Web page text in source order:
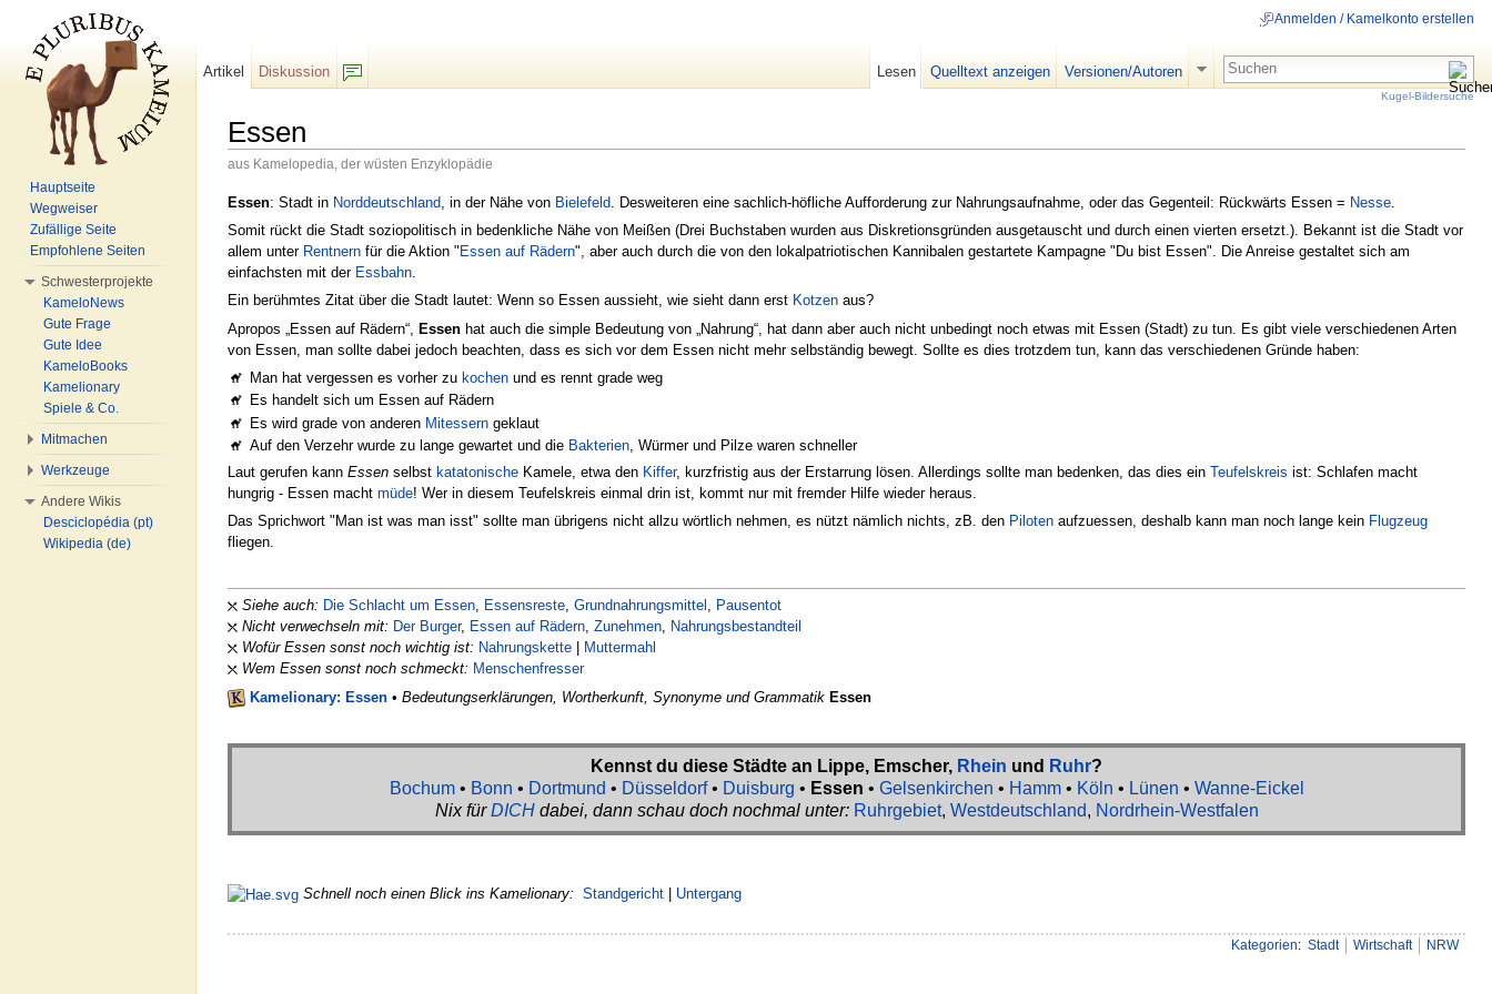
Essen
aus Kamelopedia, der wüsten Enzyklopädie
Essen: Stadt in Norddeutschland , in der Nähe von Bielefeld . Desweiteren eine sachlich-höfliche Aufforderung zur Nahrungsaufnahme, oder das Gegenteil: Rückwärts Essen = Nesse
Somit rückt die Stadt soziopolitisch in bedenkliche Nähe von Meißen (Drei Buchstaben wurden aus Diskretionsgründen ausgetauscht und durch einen vierten ersetzt.). Bekannt ist die Stadt vor
allem unter Rentnern für die Aktion " Essen auf Rädern", aber auch durch die von den lokalpatriotischen Kannibalen gestartete Kampagne "Du bist Essen". Die Anreise gestaltet sich am
einfachsten mit der Essbahn
Ein berühmtes Zitat über die Stadt lautet: Wenn so Essen aussieht, wie sieht dann erst Kotzen aus?
Apropos „Essen auf Rädern“,
Essen hat auch die simple Bedeutung von „Nahrung“, hat dann aber auch nicht unbedingt noch etwas mit Essen (Stadt) zu tun. Es gibt viele verschiedenen Arten
von Essen, man sollte dabei jedoch beachten, dass es sich vor dem Essen nicht mehr selbständig bewegt. Sollte es dies trotzdem tun, kann das verschiedenen Gründe haben:
Man hat vergessen es vorher zu kochen und es rennt grade weg
Es handelt sich um Essen auf Rädern
Es wird grade von anderen Mitessern geklaut
Auf den Verzehr wurde zu lange gewartet und die Bakterien , Würmer und Pilze waren schneller
Laut gerufen kann Essen selbst katatonische Kamele, etwa den Kiffer, kurzfristig aus der Erstarrung lösen. Allerdings sollte man bedenken, das dies ein Teufelskreis ist: Schlafen macht
hungrig - Essen macht müde! Wer in diesem Teufelskreis einmal drin ist, kommt nur mit fremder Hilfe wieder heraus.
Das Sprichwort "Man ist was man isst" sollte man übrigens nicht allzu wörtlich nehmen, es nützt nämlich nichts, zB. den Piloten aufzuessen, deshalb kann man noch lange kein Flugzeug
fliegen.
Siehe auch: Die Schlacht um Essen, Essensreste, Grundnahrungsmittel , Pausentot
Nicht verwechseln mit: Der Burger, Essen auf Rädern, Zunehmen, Nahrungsbestandteil
Wofür Essen sonst noch wichtig ist: Nahrungskette
Muttermahl
Wem Essen sonst noch schmeckt: Menschenfresser
Kamelionary: Essen • Bedeutungserklärungen, Wortherkunft, Synonyme und Grammatik Essen
Kennst du diese Städte an Lippe, Emscher, Rhein und Ruhr?
Bochum• Bonn • Dortmund • Düsseldorf• Duisburg • Essen • Gelsenkirchen • Hamm• Köln • Lünen • Wanne-Eickel
Nix fürDICHdabei, dann schau doch nochmal unter: Ruhrgebiet, Westdeutschland, Nordrhein-Westfalen
Schnell noch einen Blick ins Kamelionary: Standgericht Untergang
Kategorien: Stadt Wirtschaft NRW
Anmelden / Kamelkonto erstellen
Artikel
Diskussion
Lesen Quelltext anzeigen Versionen/Autoren
Kugel-Bildersuche
Hauptseite
Wegweiser
Zufällige Seite
Empfohlene Seiten
Schwesterprojekte
KameloNews
Gute Frage
Gute Idee
KameloBooks
Kamelionary
Spiele & Co.
Mitmachen
Werkzeuge
Andere Wikis
Desciclopédia (pt)
Wikipedia (de)